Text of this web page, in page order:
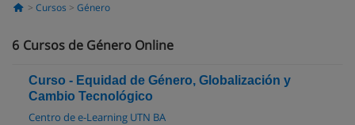
Cursos Género
6 Cursos de Género Online
Curso - Equidad de Género, Globalización y
Cambio Tecnológico
Centro de e-Learning UTN BA